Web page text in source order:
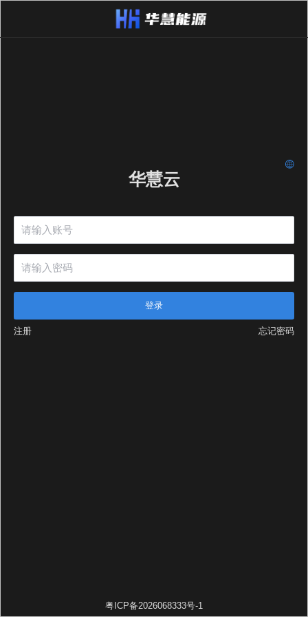
华慧云
登录
注册 忘记密码
粤ICP备2026068333号-1